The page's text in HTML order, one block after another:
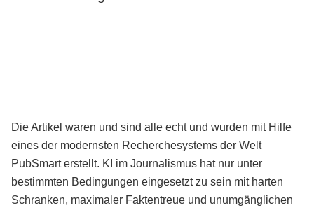
Die Artikel waren und sind alle echt und wurden mit Hilfe
eines der modernsten Recherchesystems der Welt
PubSmart erstellt. KI im Journalismus hat nur unter
bestimmten Bedingungen eingesetzt zu sein mit harten
Schranken, maximaler Faktentreue und unumgänglichen